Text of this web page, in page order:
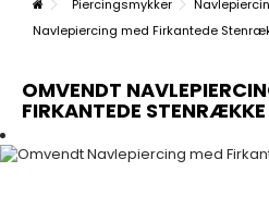
Piercingsmykker
Navlepiercing med Firkantede
OMVENDT
FIRKANTEDE STENRÆKKE